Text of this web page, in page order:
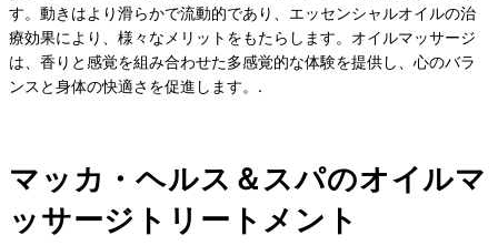
す。動きはより滑らかで流動的であり、エッセンシャルオイルの治
療効果により、様々なメリットをもたらします。オイルマッサージ
は、香りと感覚を組み合わせた多感覚的な体験を提供し、心のバラ
ンスと身体の快適さを促進します。.
マッカ・ヘルス＆スパのオイルマ
ッサージトリートメント